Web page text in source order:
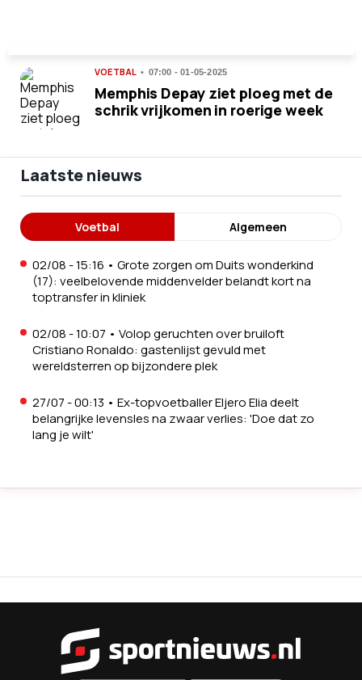
VOETBAL 07:00 - 01-05-2025
Memphis Depay ziet ploeg met de
schrik vrijkomen in roerige week
Laatste nieuws
Voetbal Algemeen
02/08 - 15:16 • Grote zorgen om Duits wonderkind
(17): veelbelovende middenvelder belandt kort na
toptransfer in kliniek
02/08 - 10:07 • Volop geruchten over bruiloft
Cristiano Ronaldo: gastenlijst gevuld met
wereldsterren op bijzondere plek
27/07 - 00:13 • Ex-topvoetballer Eljero Elia deelt
belangrijke levensles na zwaar verlies: 'Doe dat zo
lang je wilt'